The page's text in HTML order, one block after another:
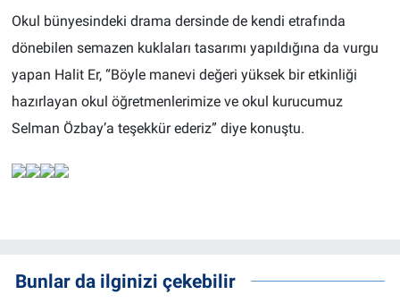
Okul bünyesindeki drama dersinde de kendi etrafında
dönebilen semazen kuklaları tasarımı yapıldığına da vurgu
yapan Halit Er, “Böyle manevi değeri yüksek bir etkinliği
hazırlayan okul öğretmenlerimize ve okul kurucumuz
Selman Özbay’a teşekkür ederiz” diye konuştu.
Bunlar da ilginizi çekebilir